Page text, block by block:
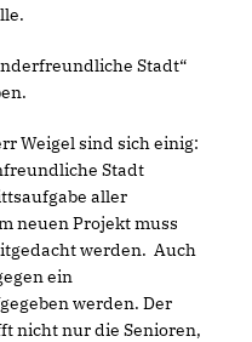
Stadt“
Weigel sind sich einig:
Stadt
aller
neuen Projekt muss
werden. Auch
ein
werden. Der
nicht nur die Senioren,